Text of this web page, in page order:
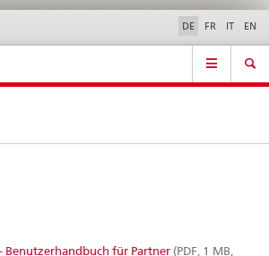
Kontakt | Support & Hilfe
DE FR IT EN
Benutzerhandbuch für Partner (PDF, 1 MB,